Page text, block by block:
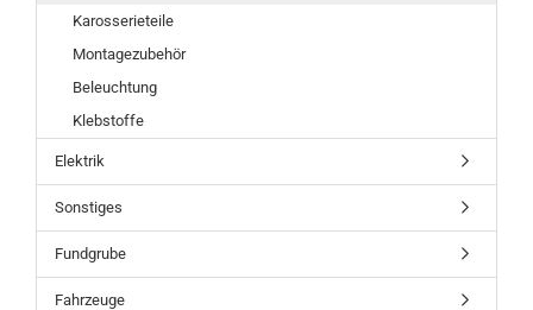
Karosserieteile
Montagezubehör
Beleuchtung
Klebstoffe
Elektrik
Sonstiges
Fundgrube
Fahrzeuge